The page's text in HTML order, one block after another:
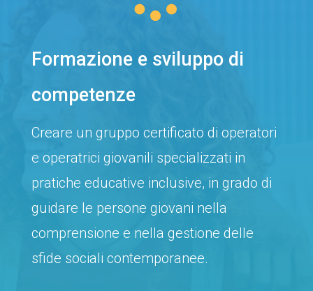
Formazione e sviluppo di
competenze
Creare un gruppo certificato di operatori
e operatrici giovanili specializzati in
pratiche educative inclusive, in grado di
guidare le persone giovani nella
comprensione e nella gestione delle
sfide sociali contemporanee.